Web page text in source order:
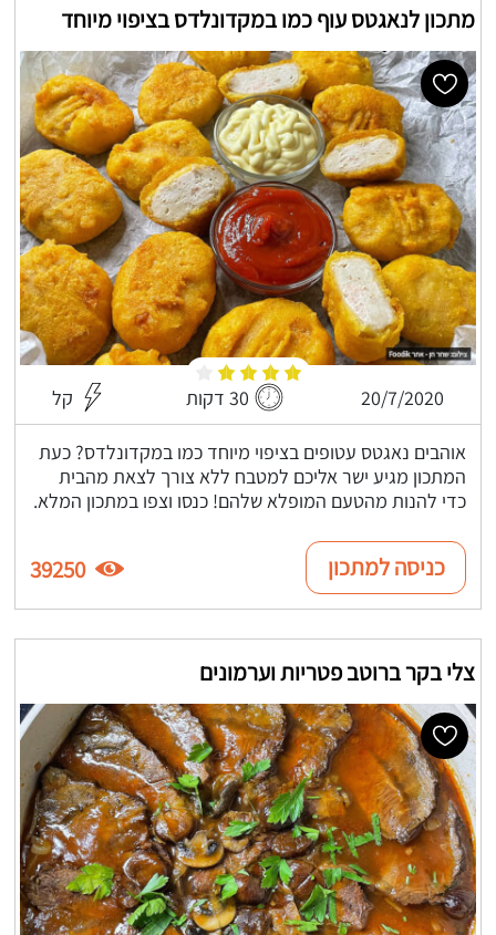
מתכון לנאגטס עוף כמו במקדונלדס בציפוי מיוחד
20/7/2020 30 דקות קל
אוהבים נאגטס עטופים בציפוי מיוחד כמו במקדונלדס? כעת
המתכון מגיע ישר אליכם למטבח ללא צורך לצאת מהבית
כדי להנות מהטעם המופלא שלהם! כנסו וצפו במתכון המלא.
כניסה למתכון 39250
צלי בקר ברוטב פטריות וערמונים